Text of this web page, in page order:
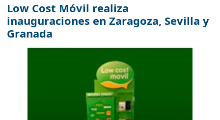
Low Cost Móvil realiza
inauguraciones en Zaragoza, Sevilla y
Granada